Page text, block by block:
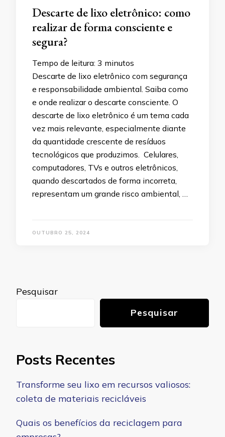
Descarte de lixo eletrônico: como
realizar de forma consciente e
segura?
Tempo de leitura: 3 minutos
Descarte de lixo eletrônico com segurança
e responsabilidade ambiental. Saiba como
e onde realizar o descarte consciente. O
descarte de lixo eletrônico é um tema cada
vez mais relevante, especialmente diante
da quantidade crescente de resíduos
tecnológicos que produzimos. Celulares,
computadores, TVs e outros eletrônicos,
quando descartados de forma incorreta,
representam um grande risco ambiental, …
OUTUBRO 25, 2024
Pesquisar
Pesquisar
Posts Recentes
Transforme seu lixo em recursos valiosos:
coleta de materiais recicláveis
Quais os benefícios da reciclagem para